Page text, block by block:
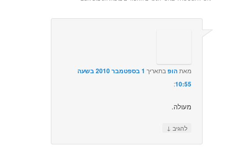
מאתהופ בתאריך
1 בספטמבר 2010 בשעה
10:55
:‏
מעולה.
להגיב ↓